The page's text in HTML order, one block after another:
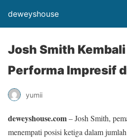
deweyshouse
Josh Smith
Performa Impresif
yumii
deweyshouse.com– Josh Smith,
menempati posisi ketiga dalam